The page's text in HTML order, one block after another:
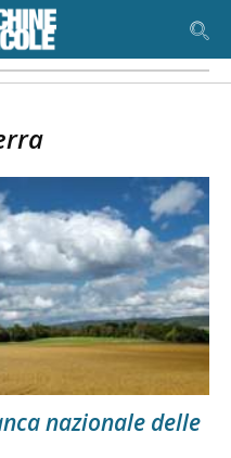
nazionale delle